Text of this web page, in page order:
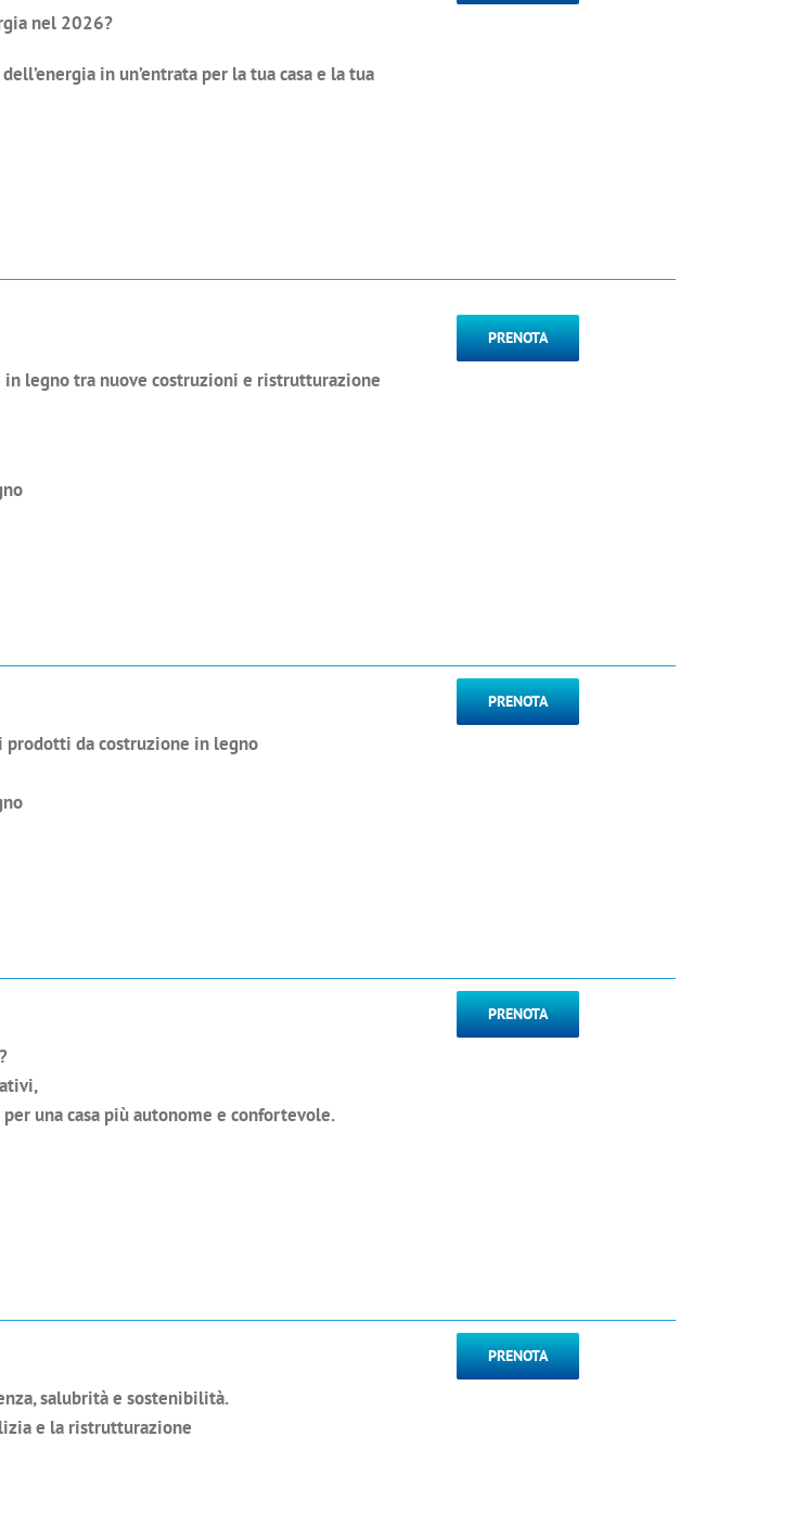
nel 2026?
in un’entrata per la tua casa e la tua
legno tra nuove costruzioni e ristrutturazione
PRENOTA
da costruzione in legno
PRENOTA
una casa più autonome e confortevole.
PRENOTA
salubrità e sostenibilità.
e la ristrutturazione
PRENOTA